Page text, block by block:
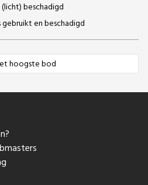
beschadigd
en beschadigd
hoogste bod